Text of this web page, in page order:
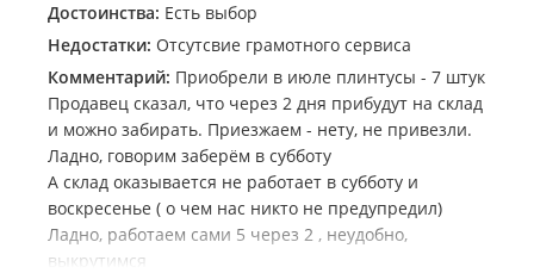
магазине, обговаривайте все возможные ситуации и
способы их решения. А, по-возможности, найдите
другой, клиентоориентированный магазин. Центр
пола таковым не является.
Достоинства: Есть выбор
Недостатки: Отсутсвие грамотного сервиса
Комментарий: Приобрели в июле плинтусы - 7 штук
Продавец сказал, что через 2 дня прибудут на склад
и можно забирать. Приезжаем - нету, не привезли.
Ладно, говорим заберём в субботу
А склад оказывается не работает в субботу и
воскресенье ( о чем нас никто не предупредил)
Ладно, работаем сами 5 через 2 , неудобно,
выкрутимся